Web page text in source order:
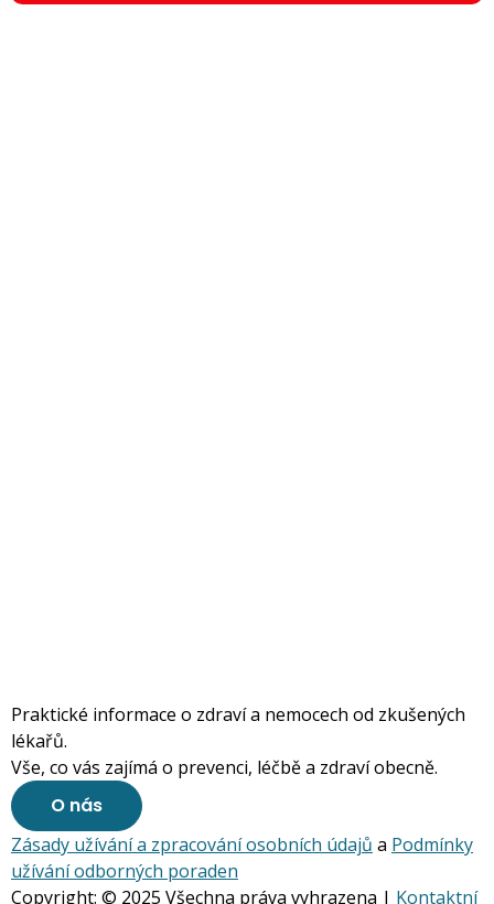
Praktické informace o zdraví a nemocech od zkušených
lékařů.
Vše, co vás zajímá o prevenci, léčbě a zdraví obecně.
O nás
Zásady užívání a zpracování osobních údajů a Podmínky
užívání odborných poraden
Copyright: © 2025 Všechna práva vyhrazena | Kontaktní